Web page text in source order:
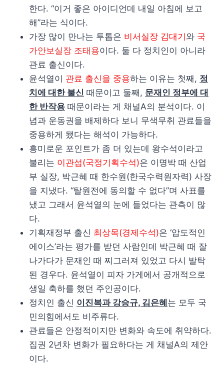
한다. “이거 좋은 아이디언데 내일 아침에 보고
해”라는 식이다.
가장 많이 만나는 투톱은 비서실장 김대기 와 국
가안보실장 조태용이다. 둘 다 정치인이 아니라
관료 출신이다.
윤석열이 관료 출신을 중용하는 이유는 첫째, 정
치에 대한 불신 때문이고 둘째, 문재인 정부에 대
한 반작용 때문이라는 게 채널A의 분석이다. 이
념과 운동권을 배제하다 보니 무색무취 관료들을
중용하게 됐다는 해석이 가능하다.
흥미로운 포인트가 좀 더 있는데 왕수석이라고
불리는 이관섭(국정기획수석)은 이명박 때 산업
부 실장, 박근혜 때 한수원(한국수력원자력) 사장
을 지냈다. “탈원전에 동의할 수 없다”며 사표를
냈고 그래서 윤석열의 눈에 들었다는 관측이 많
다.
기획재정부 출신 최상목(경제수석)은 ‘압도적인
에이스’라는 평가를 받던 사람인데 박근혜 때 잘
나가다가 문재인 때 찌그러져 있었고 다시 발탁
된 경우다. 윤석열이 피자 가게에서 공개적으로
생일 축하를 했던 주인공이다.
정치인 출신 이진복과 강승규, 김은혜 는 모두 국
민의힘에서도 비주류다.
관료들은 안정적이지만 변화와 속도에 취약하다.
집권 2년차 변화가 필요하다는 게 채널A의 제안
이다.